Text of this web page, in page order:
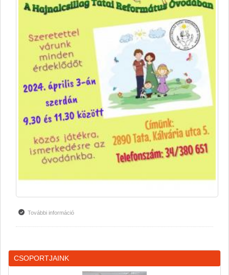
További információNyílt nap tartalommal kapcsolatosan
CSOPORTJAINK